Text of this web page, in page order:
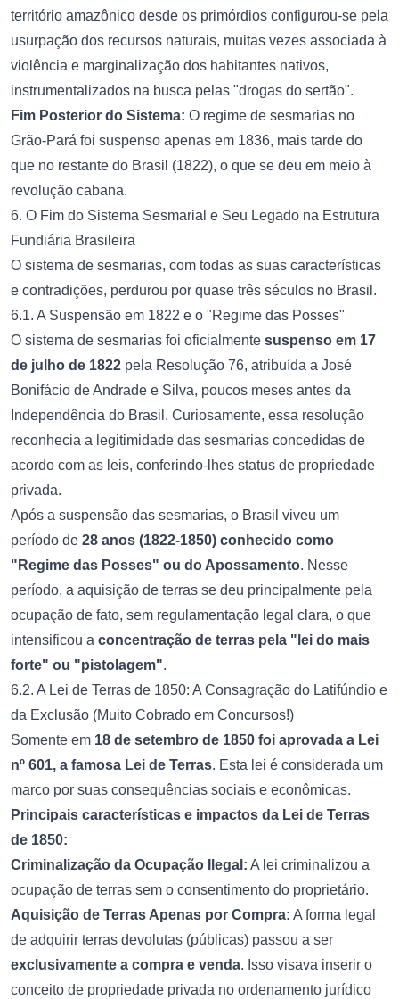
território amazônico desde os primórdios configurou-se pela
usurpação dos recursos naturais, muitas vezes associada à
violência e marginalização dos habitantes nativos,
instrumentalizados na busca pelas "drogas do sertão".
Fim Posterior do Sistema: O regime de sesmarias no
Grão-Pará foi suspenso apenas em 1836, mais tarde do
que no restante do Brasil (1822), o que se deu em meio à
revolução cabana.
6. O Fim do Sistema Sesmarial e Seu Legado na Estrutura
Fundiária Brasileira
O sistema de sesmarias, com todas as suas características
e contradições, perdurou por quase três séculos no Brasil.
6.1. A Suspensão em 1822 e o "Regime das Posses"
O sistema de sesmarias foi oficialmente suspenso em 17
de julho de 1822 pela Resolução 76, atribuída a José
Bonifácio de Andrade e Silva, poucos meses antes da
Independência do Brasil. Curiosamente, essa resolução
reconhecia a legitimidade das sesmarias concedidas de
acordo com as leis, conferindo-lhes status de propriedade
privada.
Após a suspensão das sesmarias, o Brasil viveu um
período de 28 anos (1822-1850) conhecido como
"Regime das Posses" ou do Apossamento. Nesse
período, a aquisição de terras se deu principalmente pela
ocupação de fato, sem regulamentação legal clara, o que
intensificou a concentração de terras pela "lei do mais
forte" ou "pistolagem".
6.2. A Lei de Terras de 1850: A Consagração do Latifúndio e
da Exclusão (Muito Cobrado em Concursos!)
Somente em 18 de setembro de 1850 foi aprovada a Lei
nº 601, a famosa Lei de Terras. Esta lei é considerada um
marco por suas consequências sociais e econômicas.
Principais características e impactos da Lei de Terras
de 1850:
Criminalização da Ocupação Ilegal: A lei criminalizou a
ocupação de terras sem o consentimento do proprietário.
Aquisição de Terras Apenas por Compra: A forma legal
de adquirir terras devolutas (públicas) passou a ser
exclusivamente a compra e venda. Isso visava inserir o
conceito de propriedade privada no ordenamento jurídico